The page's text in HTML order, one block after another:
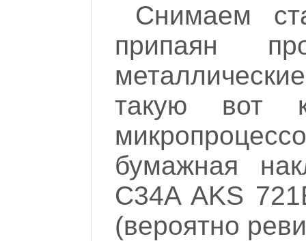
Снимаем
припаян
такую вот
бумажная
C34A AKS
(вероятно